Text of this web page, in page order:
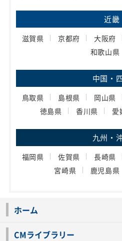
近畿
滋賀県 京都府 大阪府
和歌山県
中国・
鳥取県 島根県 岡山県
徳島県
香川県 愛
九州・
福岡県 佐賀県 長崎県
宮崎県
鹿児島県
ホーム
CMライブラリー